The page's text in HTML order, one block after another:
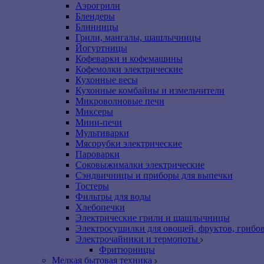
Аэрогрили
Блендеры
Блинницы
Грили, мангалы, шашлычницы
Йогуртницы
Кофеварки и кофемашины
Кофемолки электрические
Кухонные весы
Кухонные комбайны и измельчители
Микроволновые печи
Миксеры
Мини-печи
Мультиварки
Мясорубки электрические
Пароварки
Соковыжималки электрические
Сэндвичницы и приборы для выпечки
Тостеры
Фильтры для воды
Хлебопечки
Электрические грили и шашлычницы
Электросушилки для овощей, фруктов,
Электрочайники и термопоты
Фритюрницы
Мелкая бытовая техника